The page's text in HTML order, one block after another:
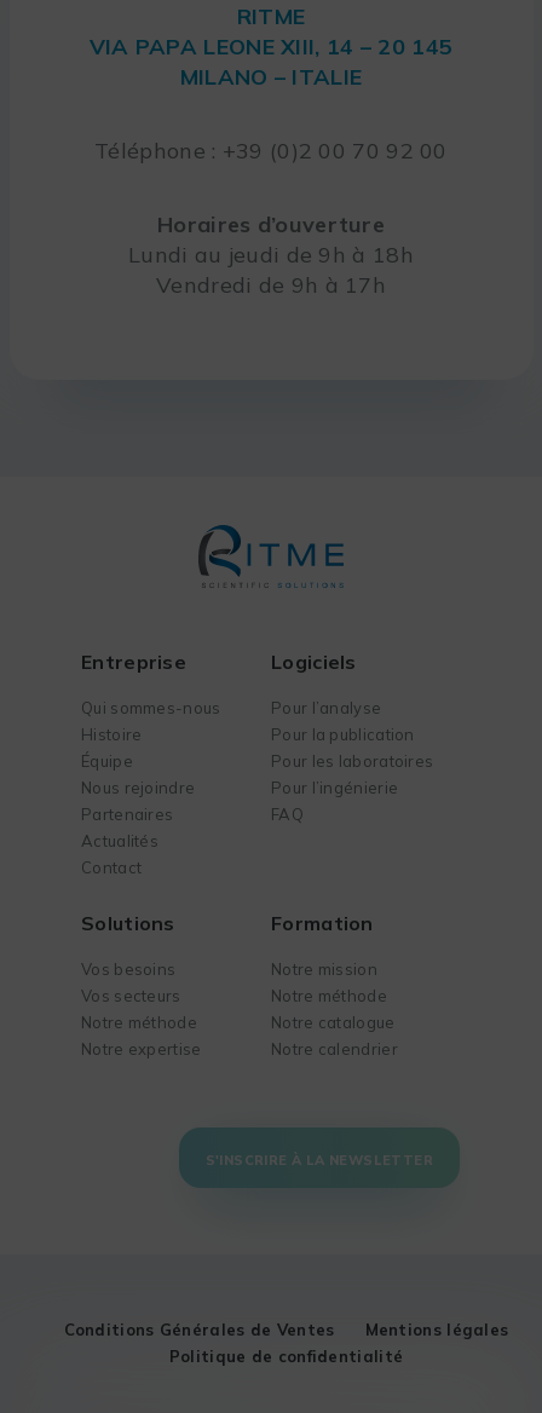
RITME
VIA PAPA LEONE XIII, 14 – 20 145
MILANO – ITALIE
Téléphone : +39 (0)2 00 70 92 00
Horaires d’ouverture
Lundi au jeudi de 9h à 18h
Vendredi de 9h à 17h
Entreprise
Qui sommes-nous
Histoire
Équipe
Nous rejoindre
Partenaires
Actualités
Contact
Logiciels
Pour l’analyse
Pour la publication
Pour les laboratoires
Pour l’ingénierie
FAQ
Solutions
Vos besoins
Vos secteurs
Notre méthode
Notre expertise
Formation
Notre mission
Notre méthode
Notre catalogue
Notre calendrier
S'INSCRIRE À LA NEWSLETTER
Conditions Générales de Ventes
Mentions légales
Politique de confidentialité